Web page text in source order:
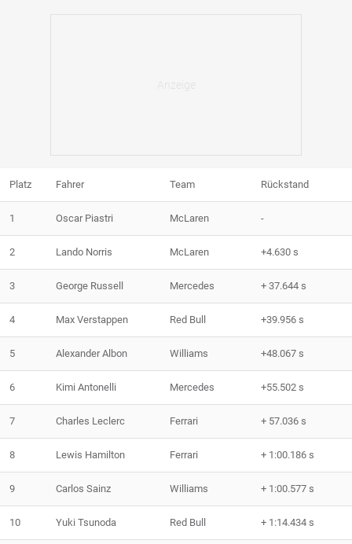
Platz Fahrer Team Rückstand
1 Oscar Piastri McLaren -
2 Lando Norris McLaren +4.630 s
3 George Russell Mercedes + 37.644 s
4 Max Verstappen Red Bull +39.956 s
5 Alexander Albon Williams +48.067 s
6 Kimi Antonelli Mercedes +55.502 s
7 Charles Leclerc Ferrari + 57.036 s
8 Lewis Hamilton Ferrari + 1:00.186 s
9 Carlos Sainz Williams + 1:00.577 s
10 Yuki Tsunoda Red Bull + 1:14.434 s